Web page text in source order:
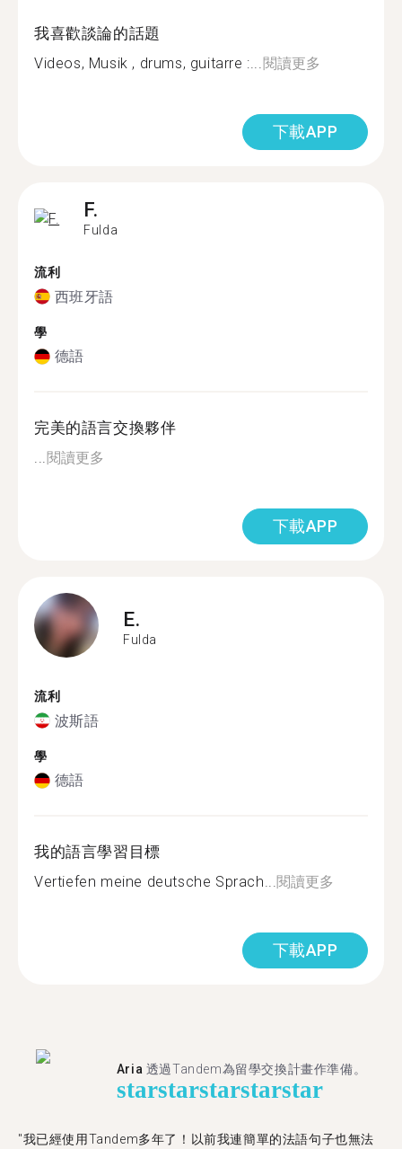
我喜歡談論的話題
Videos, Musik , drums, guitarre :...閱讀更多
下載APP
F.
Fulda
流利
西班牙語
學
德語
完美的語言交換夥伴
...閱讀更多
下載APP
E.
Fulda
流利
波斯語
學
德語
我的語言學習目標
Vertiefen meine deutsche Sprach...閱讀更多
下載APP
Aria 透過Tandem為留學交換計畫作準備。
starstarstarstarstar
"我已經使用Tandem多年了！以前我連簡單的法語句子也無法